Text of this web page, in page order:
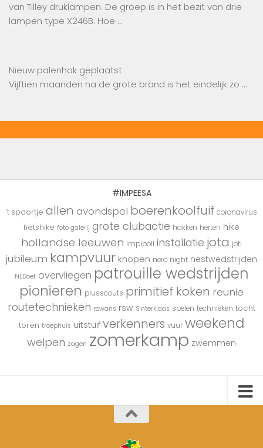
van Tilley druklampen. De groep is in het bezit van drie
lampen type X246B. Hoe …
Nieuw palenhok geplaatst
Vijftien maanden na de grote brand is het eindelijk zo …
#IMPEESA
't spoortje allen avondspel boerenkoolfuif coronavirus
fietshike foto galerij grote clubactie hakken herten hike
hollandse leeuwen impipoll installatie jota joti
jubileum kampvuur knopen nerd night nestwedstrijden
NLDoet overvliegen patrouille wedstrijden
pionieren plusscouts primitief koken reunie
routetechnieken rowans rsw Sinterklaas spelen technieken tocht
toren troephuis uitstuif verkenners vuur weekend
welpen zagen zomerkamp zwemmen